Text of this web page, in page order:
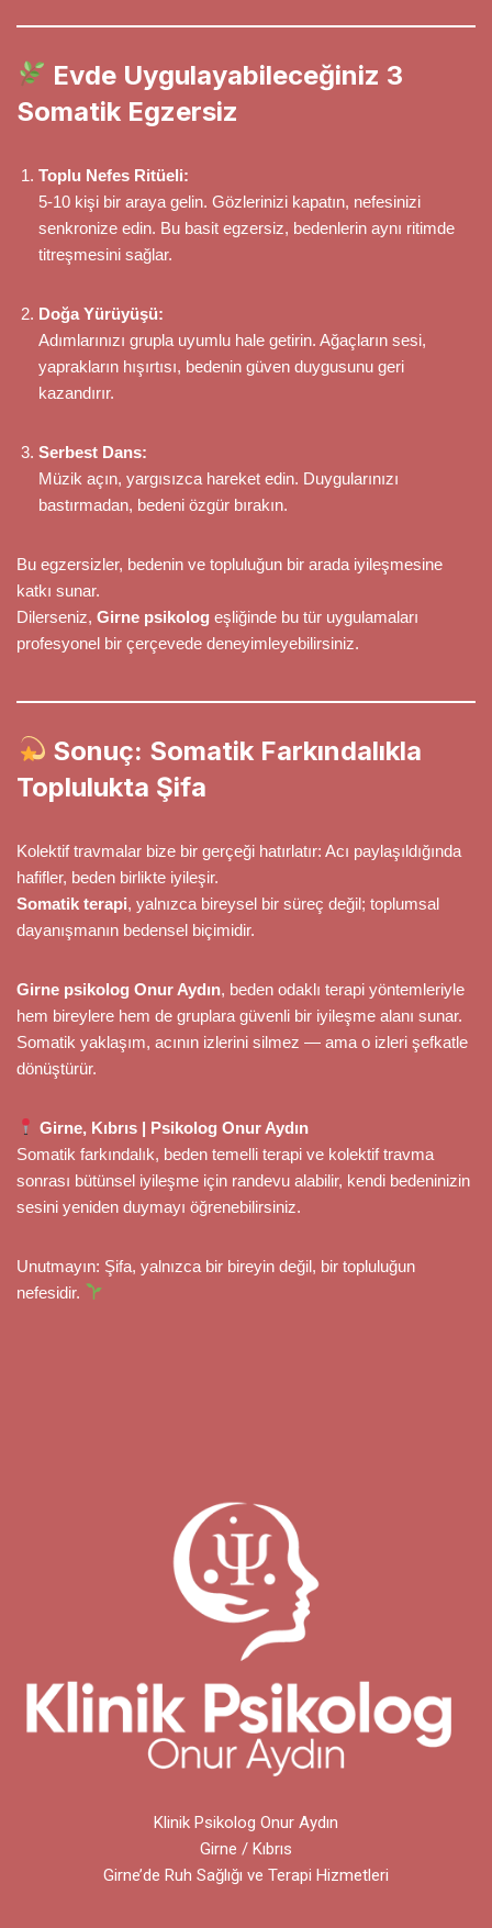
Evde Uygulayabileceğiniz 3
Somatik Egzersiz
Toplu Nefes Ritüeli:
5-10 kişi bir araya gelin. Gözlerinizi kapatın, nefesinizi
senkronize edin. Bu basit egzersiz, bedenlerin aynı ritimde
titreşmesini sağlar.
Doğa Yürüyüşü:
Adımlarınızı grupla uyumlu hale getirin. Ağaçların sesi,
yaprakların hışırtısı, bedenin güven duygusunu geri
kazandırır.
Serbest Dans:
Müzik açın, yargısızca hareket edin. Duygularınızı
bastırmadan, bedeni özgür bırakın.
Bu egzersizler, bedenin ve topluluğun bir arada iyileşmesine
katkı sunar.
Dilerseniz, Girne psikolog eşliğinde bu tür uygulamaları
profesyonel bir çerçevede deneyimleyebilirsiniz.
Sonuç: Somatik Farkındalıkla
Toplulukta Şifa
Kolektif travmalar bize bir gerçeği hatırlatır: Acı paylaşıldığında
hafifler, beden birlikte iyileşir.
Somatik terapi, yalnızca bireysel bir süreç değil; toplumsal
dayanışmanın bedensel biçimidir.
Girne psikolog Onur Aydın, beden odaklı terapi yöntemleriyle
hem bireylere hem de gruplara güvenli bir iyileşme alanı sunar.
Somatik yaklaşım, acının izlerini silmez — ama o izleri şefkatle
dönüştürür.
Girne, Kıbrıs | Psikolog Onur Aydın
Somatik farkındalık, beden temelli terapi ve kolektif travma
sonrası bütünsel iyileşme için randevu alabilir, kendi bedeninizin
sesini yeniden duymayı öğrenebilirsiniz.
Unutmayın: Şifa, yalnızca bir bireyin değil, bir topluluğun
nefesidir.
Klinik Psikolog Onur Aydın
Girne / Kıbrıs
Girne’de Ruh Sağlığı ve Terapi Hizmetleri